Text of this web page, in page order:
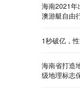
海南2021年
澳游艇自由
1秒破亿，
海南省打造
级地理标志